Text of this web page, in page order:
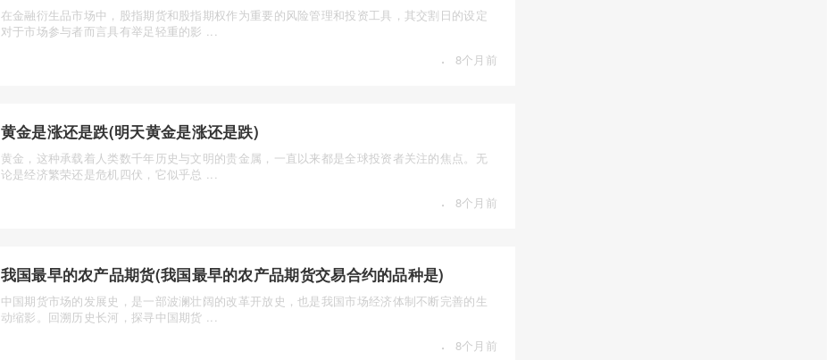
在金融衍生品市场中，股指期货和股指期权作为重要的风险管理和投资工具，其交割日的设定
对于市场参与者而言具有举足轻重的影 ...
· 8个月前
黄金是涨还是跌(明天黄金是涨还是跌)
黄金，这种承载着人类数千年历史与文明的贵金属，一直以来都是全球投资者关注的焦点。无
论是经济繁荣还是危机四伏，它似乎总 ...
· 8个月前
我国最早的农产品期货(我国最早的农产品期货交易合约的品种是)
中国期货市场的发展史，是一部波澜壮阔的改革开放史，也是我国市场经济体制不断完善的生
动缩影。回溯历史长河，探寻中国期货 ...
· 8个月前